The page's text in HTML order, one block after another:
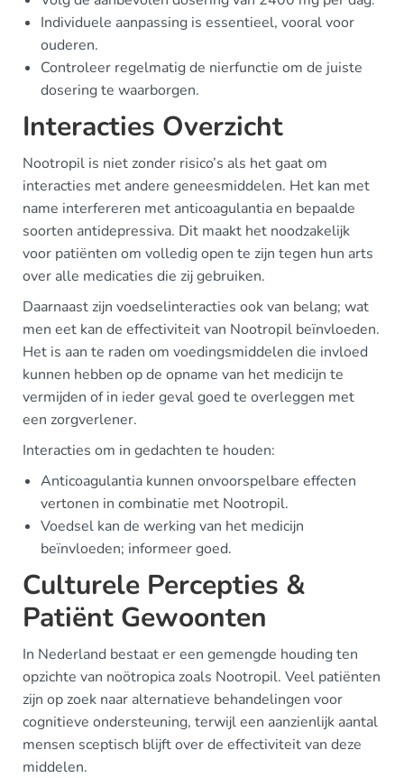
Individuele aanpassing is essentieel, vooral voor
ouderen.
Controleer regelmatig de nierfunctie om de juiste
dosering te waarborgen.
Interacties Overzicht
Nootropil is niet zonder risico’s als het gaat om
interacties met andere geneesmiddelen. Het kan met
name interfereren met anticoagulantia en bepaalde
soorten antidepressiva. Dit maakt het noodzakelijk
voor patiënten om volledig open te zijn tegen hun arts
over alle medicaties die zij gebruiken.
Daarnaast zijn voedselinteracties ook van belang; wat
men eet kan de effectiviteit van Nootropil beïnvloeden.
Het is aan te raden om voedingsmiddelen die invloed
kunnen hebben op de opname van het medicijn te
vermijden of in ieder geval goed te overleggen met
een zorgverlener.
Interacties om in gedachten te houden:
Anticoagulantia kunnen onvoorspelbare effecten
vertonen in combinatie met Nootropil.
Voedsel kan de werking van het medicijn
beïnvloeden; informeer goed.
Culturele Percepties &
Patiënt Gewoonten
In Nederland bestaat er een gemengde houding ten
opzichte van noötropica zoals Nootropil. Veel patiënten
zijn op zoek naar alternatieve behandelingen voor
cognitieve ondersteuning, terwijl een aanzienlijk aantal
mensen sceptisch blijft over de effectiviteit van deze
middelen.